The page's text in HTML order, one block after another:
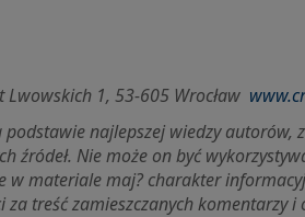
Lwowskich 1, 53-605 Wrocław
podstawie najlepszej wiedzy autorów,
źródeł. Nie może on być
materiale maj? charakter
treść zamieszczanych komentarzy i